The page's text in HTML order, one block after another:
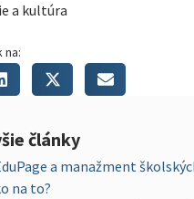
a kultúra
na:
články
a manažment
na to?